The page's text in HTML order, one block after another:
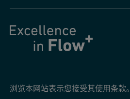
浏览本网站表示您接受其使用条款。